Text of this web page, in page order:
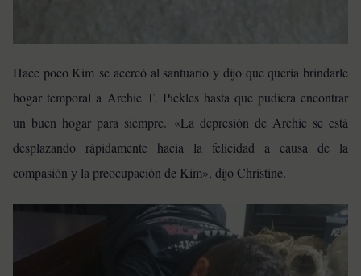
Hace poco Kim se acercó al santuario y dijo que quería brindarle
hogar temporal a Archie T. Pickles hasta que pudiera encontrar
un buen hogar para siempre. «La depresión de Archie se está
desplazando rápidamente hacia la felicidad a causa de la
compasión y la preocupación de Kim», dijo Christine.